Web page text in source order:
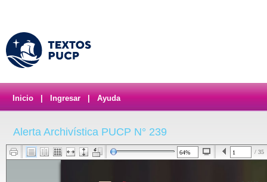
Inicio Ingresar Ayuda
Alerta Archivística PUCP N° 239
/ 35